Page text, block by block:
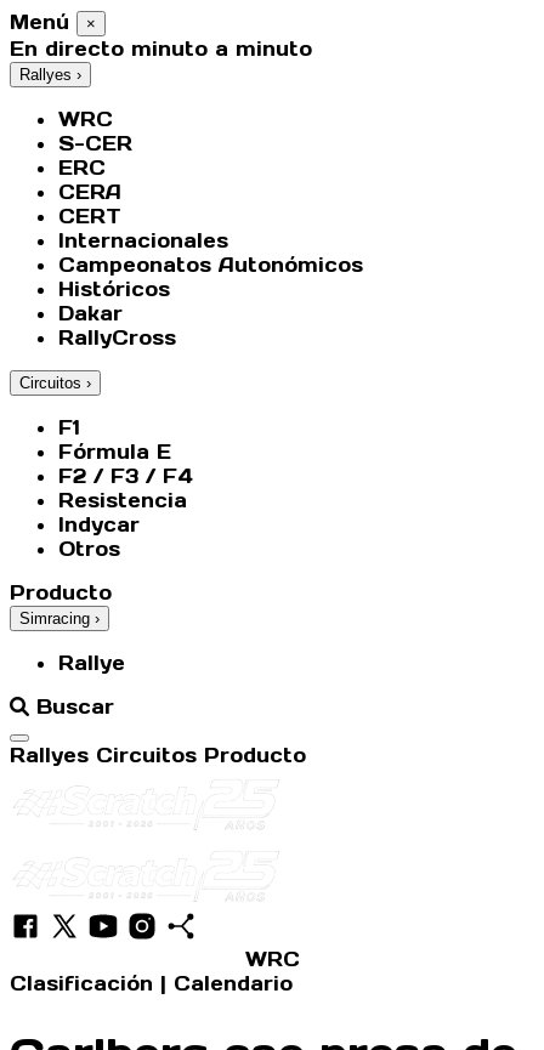
Menú ×
En directo minuto a minuto
Rallyes ›
WRC
S-CER
ERC
CERA
CERT
Internacionales
Campeonatos Autonómicos
Históricos
Dakar
RallyCross
Circuitos ›
F1
Fórmula E
F2 / F3 / F4
Resistencia
Indycar
Otros
Producto
Simracing ›
Rallye
Buscar
Abrir menú
Rallyes Circuitos Producto
WRC
Clasificación | Calendario